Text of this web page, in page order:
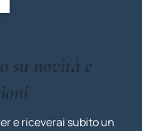
su novità e
e riceverai subito un